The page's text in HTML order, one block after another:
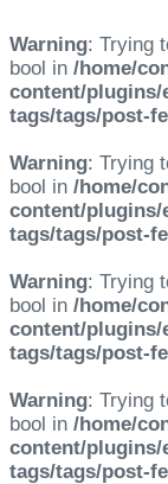
Warning: Trying
bool in /home/
content/plugins/
tags/tags/post-
Warning: Trying
bool in /home/
content/plugins/
tags/tags/post-
Warning: Trying
bool in /home/
content/plugins/
tags/tags/post-
Warning: Trying
bool in /home/
content/plugins/
tags/tags/post-